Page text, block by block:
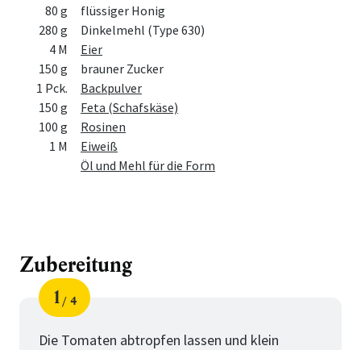
80 g
flüssiger Honig
280 g
Dinkelmehl (Type 630)
4 M
Eier
150 g
brauner Zucker
1 Pck.
Backpulver
150 g
Feta (Schafskäse)
100 g
Rosinen
1 M
Eiweiß
Öl und Mehl für die Form
Zubereitung
Schritt
1
von
4
Die Tomaten abtropfen lassen und klein